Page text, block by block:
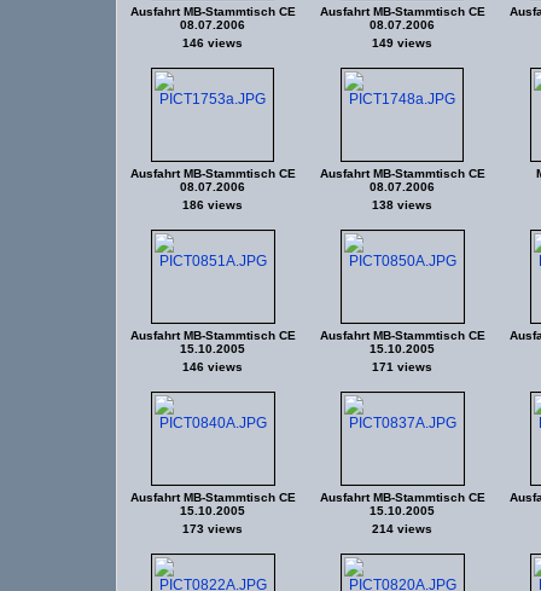
Ausfahrt MB-Stammtisch CE
08.07.2006
146 views
Ausfahrt MB-Stammtisch CE
08.07.2006
149 views
Ausfahrt MB-Stammtisch CE
08.07.2006
186 views
Ausfahrt MB-Stammtisch CE
08.07.2006
138 views
Ausfahrt MB-Stammtisch CE
15.10.2005
146 views
Ausfahrt MB-Stammtisch CE
15.10.2005
171 views
Ausfahrt MB-Stammtisch CE
15.10.2005
173 views
Ausfahrt MB-Stammtisch CE
15.10.2005
214 views